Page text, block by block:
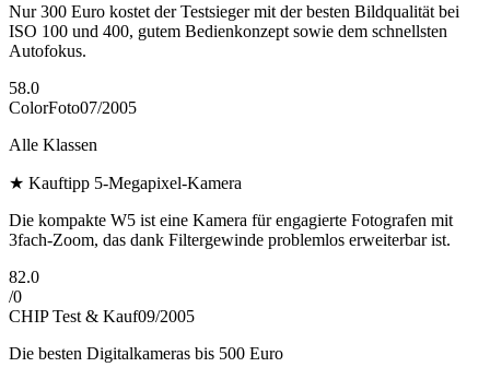
Nur 300 Euro kostet der Testsieger mit der besten Bildqualität bei
ISO 100 und 400, gutem Bedienkonzept sowie dem schnellsten
Autofokus.
58.0
ColorFoto07/2005
Alle Klassen
★ Kauftipp 5-Megapixel-Kamera
Die kompakte W5 ist eine Kamera für engagierte Fotografen mit
3fach-Zoom, das dank Filtergewinde problemlos erweiterbar ist.
82.0
/0
CHIP Test & Kauf09/2005
Die besten Digitalkameras bis 500 Euro